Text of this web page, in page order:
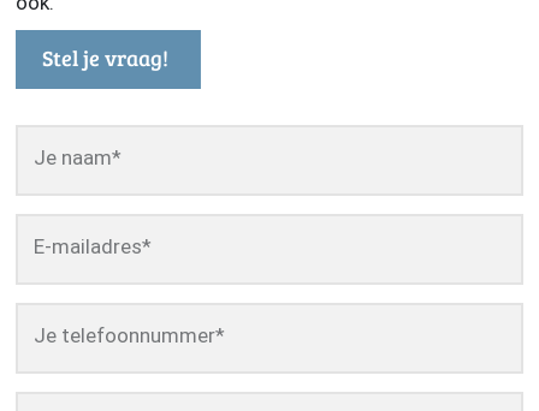
Stel je vraag!
Je naam*
E-mailadres*
Je telefoonnummer*